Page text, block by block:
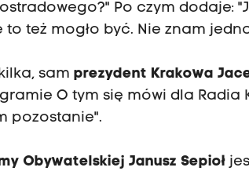
Po czym dodaje:
to też mogło być. Nie znam
samprezydent Krakowa
O tym się mówi dla Radia
pozostanie".
Obywatelskiej Janusz Sepioł